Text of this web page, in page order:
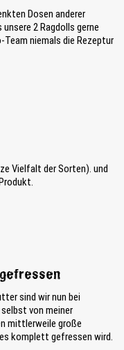
Dosen anderer
2 Ragdolls gerne
niemals die Rezeptur
Vielfalt der Sorten). und
sind wir nun bei
von meiner
mittlerweile große
komplett gefressen wird.